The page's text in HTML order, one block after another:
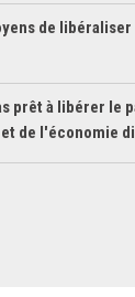
de
prêt à libérer le
de l'économie